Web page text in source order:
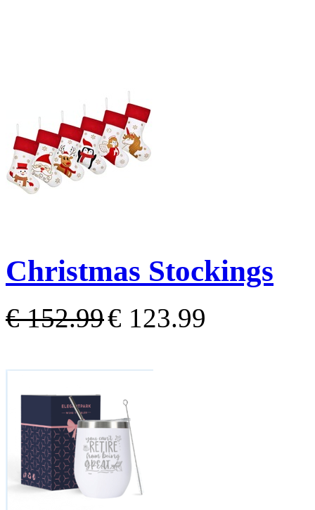
Christmas Stockings
€ 152.99€ 123.99